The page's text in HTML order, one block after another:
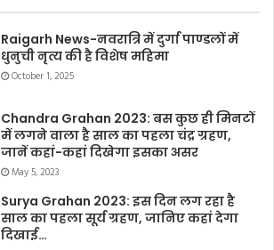
Raigarh News-नवरात्रि में दुर्गा पाण्डलों में
धुनुची नृत्य की है विशेष महिमा
October 1, 2025
Chandra Grahan 2023: बस कुछ ही मिनटों
में लगने वाला है साल का पहला चंद्र ग्रहण,
जानें कहां-कहां दिखेगा इसका असर
May 5, 2023
Surya Grahan 2023: इस दिन लग रहा है
साल का पहला सूर्य ग्रहण, जानिए कहां देगा
दिखाई…